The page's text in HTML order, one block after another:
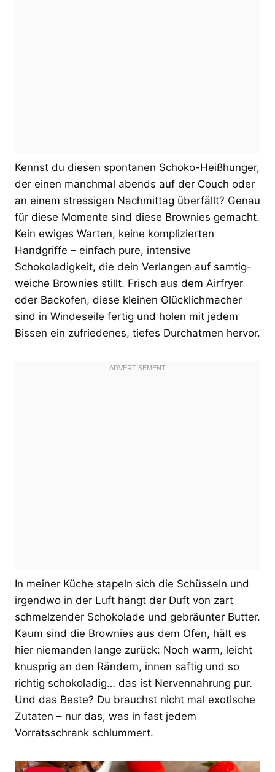
Kennst du diesen spontanen Schoko-Heißhunger,
der einen manchmal abends auf der Couch oder
an einem stressigen Nachmittag überfällt? Genau
für diese Momente sind diese Brownies gemacht.
Kein ewiges Warten, keine komplizierten
Handgriffe – einfach pure, intensive
Schokoladigkeit, die dein Verlangen auf samtig-
weiche Brownies stillt. Frisch aus dem Airfryer
oder Backofen, diese kleinen Glücklichmacher
sind in Windeseile fertig und holen mit jedem
Bissen ein zufriedenes, tiefes Durchatmen hervor.
In meiner Küche stapeln sich die Schüsseln und
irgendwo in der Luft hängt der Duft von zart
schmelzender Schokolade und gebräunter Butter.
Kaum sind die Brownies aus dem Ofen, hält es
hier niemanden lange zurück: Noch warm, leicht
knusprig an den Rändern, innen saftig und so
richtig schokoladig… das ist Nervennahrung pur.
Und das Beste? Du brauchst nicht mal exotische
Zutaten – nur das, was in fast jedem
Vorratsschrank schlummert.